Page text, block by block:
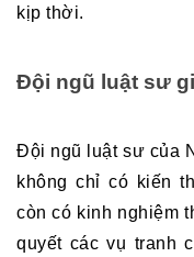
kịp thời.
Đội ngũ luật sư
Đội ngũ luật sư của
không chỉ có kiến
còn có kinh nghiệm
quyết các vụ tranh